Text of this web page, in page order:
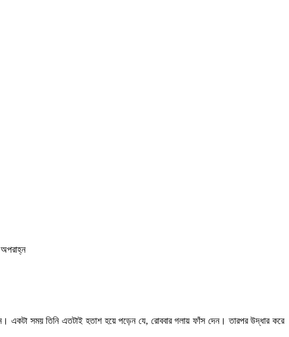
একটা সময় তিনি এতটাই হতাশ হয়ে পড়েন যে, রোববার গলায় ফাঁস দেন। তারপর উদ্ধার করে